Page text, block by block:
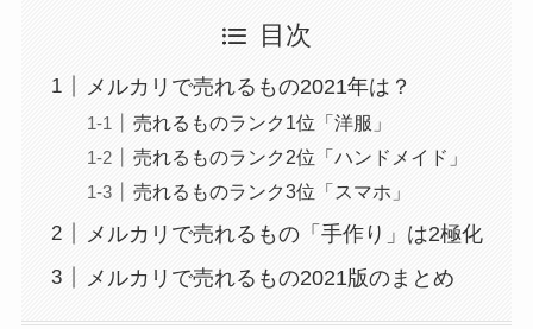
目次
メルカリで売れるもの2021年は？
売れるものランク1位「洋服」
売れるものランク2位「ハンドメイド」
売れるものランク3位「スマホ」
メルカリで売れるもの「手作り」は2極化
メルカリで売れるもの2021版のまとめ